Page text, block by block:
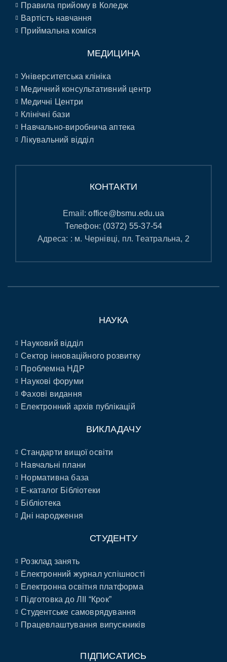
Правила прийому в Коледж
Вартість навчання
Приймальна коміся
МЕДИЦИНА
Університетська клініка
Медичний консультативний центр
Медичні Центри
Клінічні бази
Навчально-виробнича аптека
Лікувальний відділ
КОНТАКТИ
Email:office@bsmu.edu.ua
Телефон: (0372) 55-37-54
Адреса: : м. Чернівці, пл. Театральна, 2
НАУКА
Науковий відділ
Сектор інноваційного розвитку
Проблемна НДР
Наукові форуми
Фахові видання
Електронний архів публікацій
ВИКЛАДАЧУ
Стандарти вищої освіти
Навчальні плани
Нормативна база
E-каталог Бібліотеки
Бібліотека
Дні народження
СТУДЕНТУ
Розклад занять
Електронний журнал успішності
Електронна освітня платформа
Підготовка до ЛІІ “Крок”
Студентське самоврядування
Працевлаштування випускників
ПІДПИСАТИСЬ